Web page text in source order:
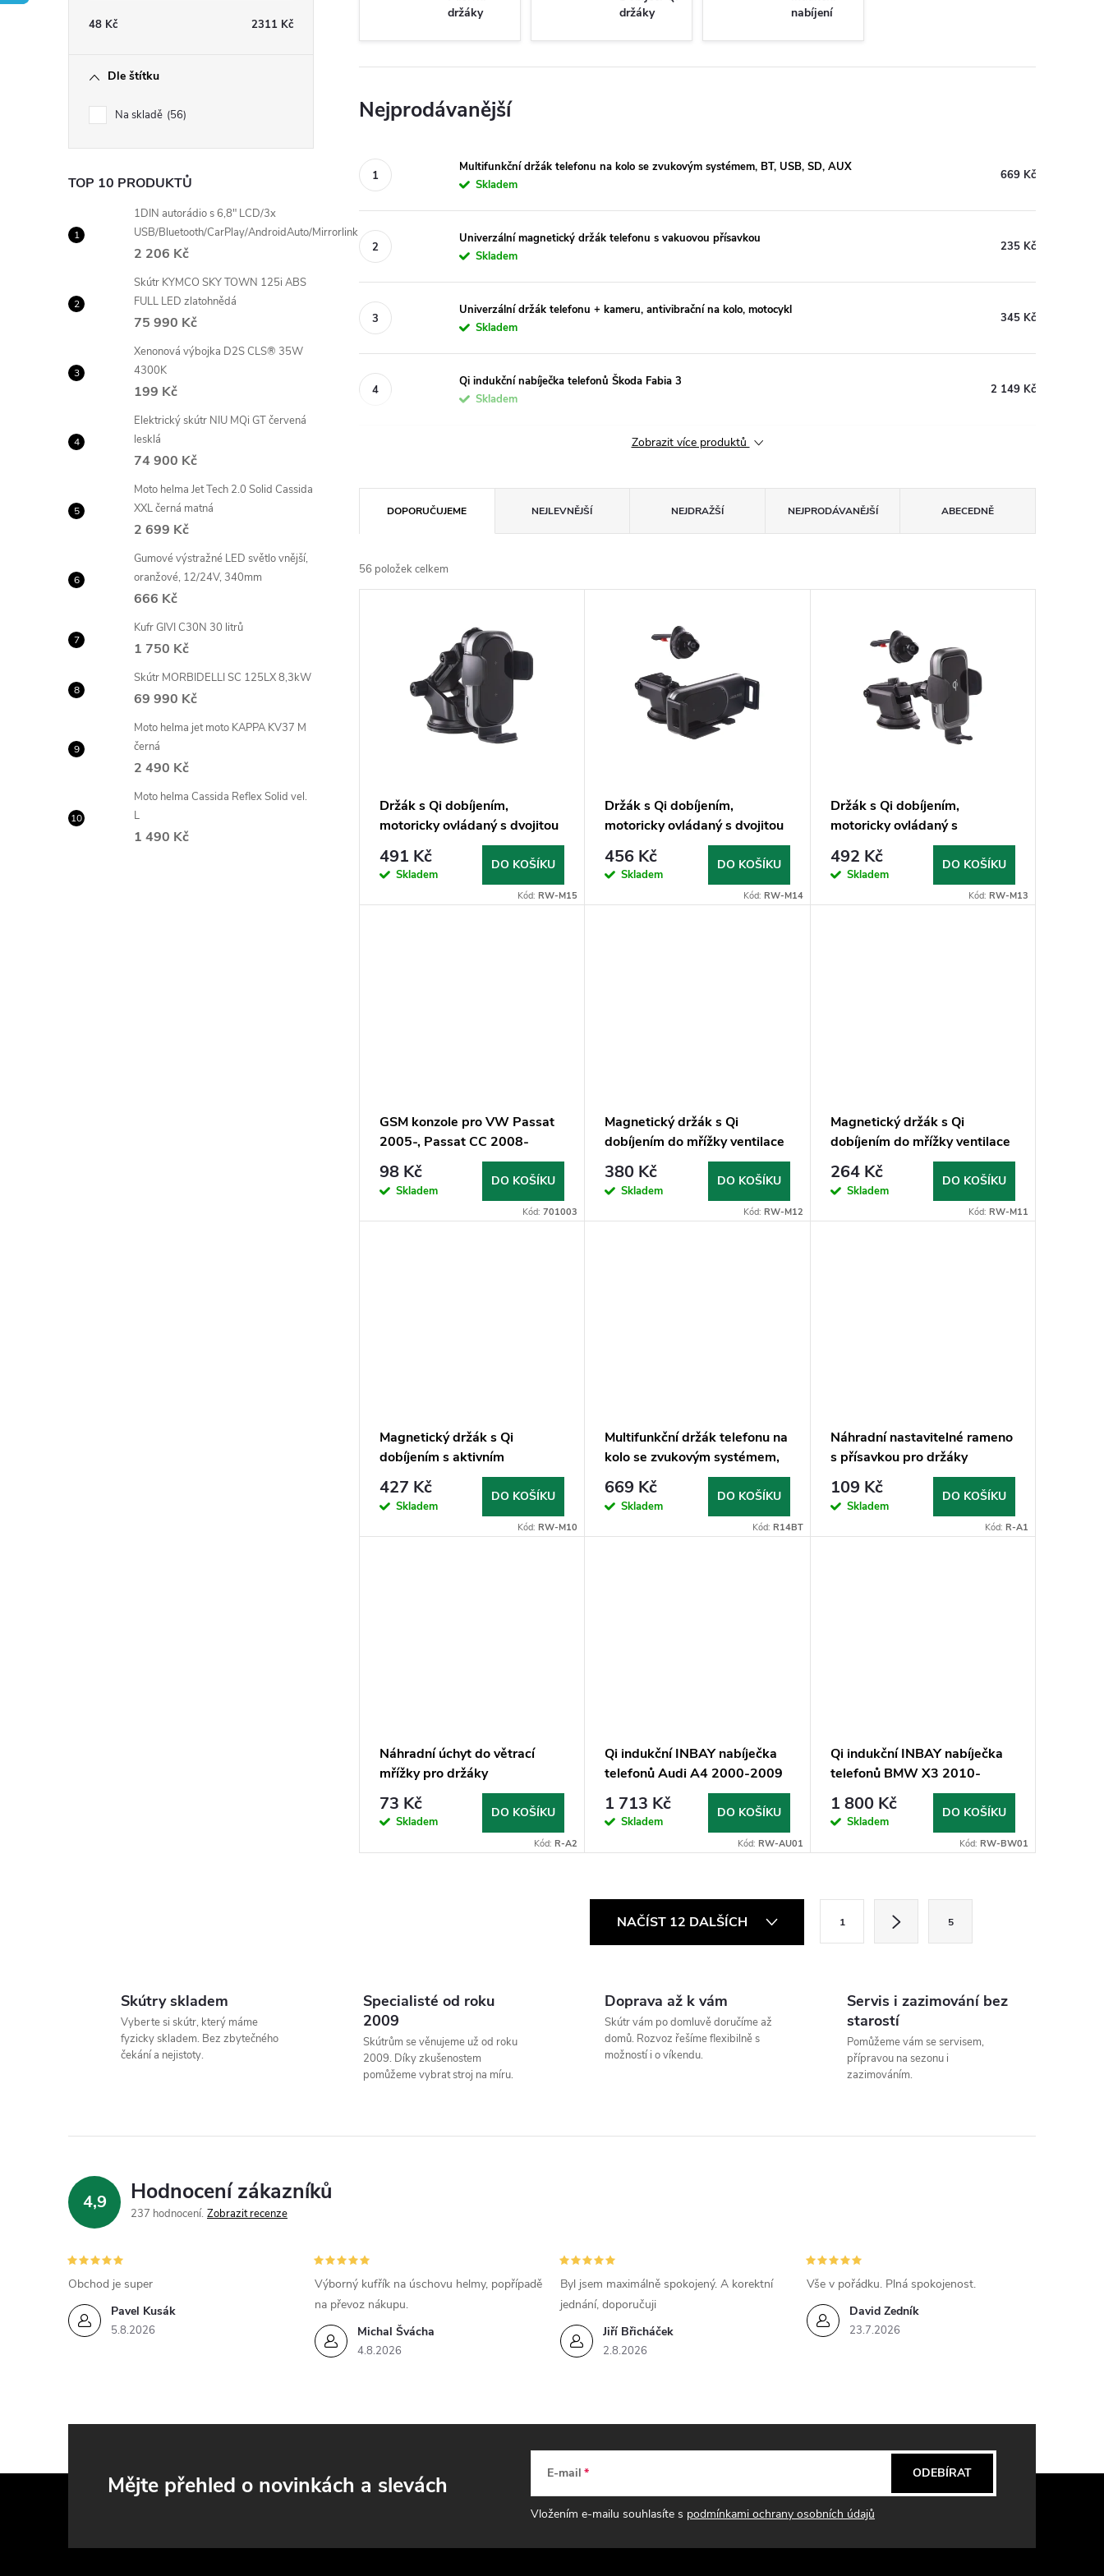
n
n
í
a
e
l
48 Kč 2311 Kč
Dle štítku
Na skladě 56
TOP 10 PRODUKTŮ
1DIN autorádio s 6,8" LCD/3x
USB/Bluetooth/CarPlay/AndroidAuto/Mirrorlink
2 206 Kč
Skútr KYMCO SKY TOWN 125i ABS
FULL LED zlatohnědá
75 990 Kč
Xenonová výbojka D2S CLS® 35W
4300K
199 Kč
Elektrický skútr NIU MQi GT červená
lesklá
74 900 Kč
Moto helma Jet Tech 2.0 Solid Cassida
XXL černá matná
2 699 Kč
Gumové výstražné LED světlo vnější,
oranžové, 12/24V, 340mm
666 Kč
Kufr GIVI C30N 30 litrů
1 750 Kč
Skútr MORBIDELLI SC 125LX 8,3kW
69 990 Kč
Moto helma jet moto KAPPA KV37 M
černá
2 490 Kč
Moto helma Cassida Reflex Solid vel.
L
1 490 Kč
držáky
držáky
nabíjení
Nejprodávanější
Multifunkční držák telefonu na kolo se zvukovým systémem, BT, USB, SD, AUX
Skladem
669 Kč
Univerzální magnetický držák telefonu s vakuovou přísavkou
Skladem
235 Kč
Univerzální držák telefonu + kameru, antivibrační na kolo, motocykl
Skladem
345 Kč
Qi indukční nabíječka telefonů Škoda Fabia 3
Skladem
2 149 Kč
Zobrazit více produktů
a
z
u
DOPORUČUJEME NEJLEVNĚJŠÍ NEJDRAŽŠÍ NEJPRODÁVANĚJŠÍ ABECEDNĚ
56 položek celkem
o
Držák s Qi dobíjením,
motoricky ovládaný s dvojitou
491 Kč
Skladem
DO KOŠÍKU
Kód:RW-M15
Držák s Qi dobíjením,
motoricky ovládaný s dvojitou
cívkou, horizontální/vertikální
pozice
456 Kč
Skladem
DO KOŠÍKU
Kód: RW-M14
Držák s Qi dobíjením,
motoricky ovládaný s
chlazením, 2 typy uchycení v
ceně
492 Kč
Skladem
DO KOŠÍKU
Kód: RW-M13
GSM konzole pro VW Passat
2005-, Passat CC 2008-
98 Kč
Skladem
DO KOŠÍKU
Kód:701003
Magnetický držák s Qi
dobíjením do mřížky ventilace
(MagSafe compatible)
380 Kč
Skladem
DO KOŠÍKU
Kód: RW-M12
Magnetický držák s Qi
dobíjením do mřížky ventilace
(MagSafe compatible)
264 Kč
Skladem
DO KOŠÍKU
Kód: RW-M11
Magnetický držák s Qi
dobíjením s aktivním
chlazením do mřížky ventilace
(MagSafe compatible)
427 Kč
Skladem
DO KOŠÍKU
Kód:RW-M10
Multifunkční držák telefonu na
kolo se zvukovým systémem,
BT, USB, SD, AUX
669 Kč
Skladem
DO KOŠÍKU
Kód: R14BT
Náhradní nastavitelné rameno
s přísavkou pro držáky
telefonu
109 Kč
Skladem
DO KOŠÍKU
Kód: R-A1
Náhradní úchyt do větrací
mřížky pro držáky
73 Kč
Skladem
DO KOŠÍKU
Kód:R-A2
Qi indukční INBAY nabíječka
telefonů Audi A4 2000-2009
1 713 Kč
Skladem
DO KOŠÍKU
Kód: RW-AU01
Qi indukční INBAY nabíječka
telefonů BMW X3 2010-
2014, 10W
1 800 Kč
Skladem
DO KOŠÍKU
Kód: RW-BW01
á
d
a
í
k
y
v
s
NAČÍST 12 DALŠÍCH 1 5
Skútry skladem
Vyberte si skútr, který máme
fyzicky skladem. Bez zbytečného
čekání a nejistoty.
Specialisté od roku
2009
Skútrům se věnujeme už od roku
2009. Díky zkušenostem
pomůžeme vybrat stroj na míru.
Doprava až k vám
Skútr vám po domluvě doručíme až
domů. Rozvoz řešíme flexibilně s
možností i o víkendu.
Servis i zazimování bez
starostí
Pomůžeme vám se servisem,
přípravou na sezonu i
zazimováním.
4,9 Hodnocení zákazníků
237 hodnocení Zobrazit recenze
Pavel Kusák
5.8.2026
Obchod je super
Michal Švácha
4.8.2026
Výborný kufřík na úschovu helmy, popřípadě
na převoz nákupu.
Jiří Břicháček
2.8.2026
Byl jsem maximálně spokojený. A korektní
jednání, doporučuji
David Zedník
23.7.2026
Vše v pořádku. Plná spokojenost.
Mějte přehled o novinkách a slevách E-mail
Vložením e-mailu souhlasíte s podmínkami ochrany osobních údajů
ODEBÍRAT